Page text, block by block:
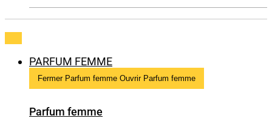
PARFUM FEMME
Fermer Parfum femme Ouvrir Parfum femme
Parfum femme